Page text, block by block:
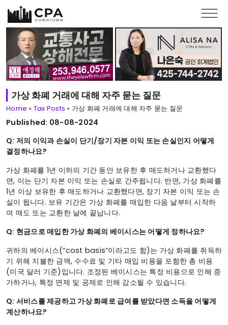
Skip to main content
가상 화폐 거래에 대해 자주 묻는 질문
Home » Tax Posts » 가상 화폐 거래에 대해 자주 묻는 질문
Published: 08-08-2024
Q: 저의 이익과 손실이 단기/장기 자본 이익 또는 손실인지 어떻게
결정하나요?
가상 화폐를 1년 이하의 기간 동안 보유한 후 매도하거나 교환했다
면, 이는 단기 자본 이익 또는 손실로 간주됩니다. 반면, 가상 화폐를
1년 이상 보유한 후 매도하거나 교환했다면, 장기 자본 이익 또는 손
실이 됩니다. 보유 기간은 가상 화폐를 매입한 다음 날부터 시작하
여 매도 또는 교환한 날에 끝납니다.
Q: 현금으로 매입한 가상 화폐의 베이시스는 어떻게 정하나요?
귀하의 베이시스(“cost basis”이라고도 함)는 가상 화폐를 취득하
기 위해 지불한 금액, 수수료 및 기타 매입 비용을 포함한 총 비용
(미국 달러 기준)입니다. 조정된 베이시스는 특정 비용으로 인해 증
가하거나, 특정 면제 및 공제로 인해 감소될 수 있습니다.
Q: 서비스를 제공하고 가상 화폐로 급여를 받았다면 소득을 어떻게
계산하나요?